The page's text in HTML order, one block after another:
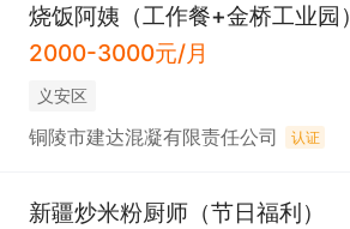
烧饭阿姨（工作餐+金桥工业园）
2000-3000元/月
义安区
铜陵市建达混凝有限责任公司 认证
新疆炒米粉厨师（节日福利）